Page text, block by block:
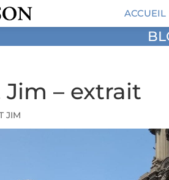
ACCUEIL
– extrait
JIM